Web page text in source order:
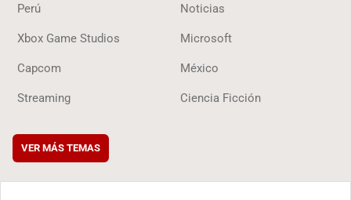
Perú Noticias
Xbox Game Studios Microsoft
Capcom México
Streaming Ciencia Ficción
VER MÁS TEMAS